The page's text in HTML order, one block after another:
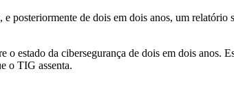
posteriormente de dois em dois anos, um relatório
estado da cibersegurança de dois em dois anos.
o TIG assenta.